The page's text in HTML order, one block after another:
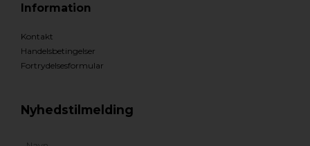
Information
Kontakt
Handelsbetingelser
Fortrydelsesformular
Nyhedstilmelding